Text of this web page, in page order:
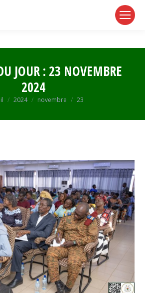
JOUR : 23 NOVEMBRE
2024
ici :
2024 novembre 23